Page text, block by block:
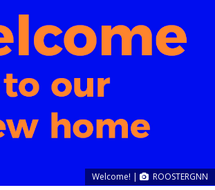
Welcome! | ROOSTERGNN